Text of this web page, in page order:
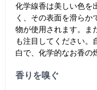
化学線香は美しい色を
く、その表面を滑ら
物が使用されます。ま
も注目してください。
白で、化学的なお香の
香りを嗅ぐ